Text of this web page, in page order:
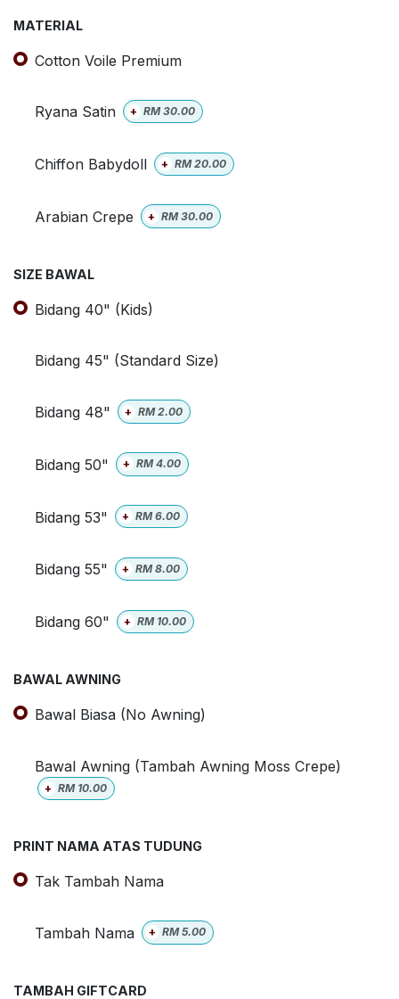
MATERIAL
Cotton Voile Premium
Ryana Satin + RM30.00
Chiffon Babydoll + RM20.00
Arabian Crepe + RM30.00
SIZE BAWAL
Bidang 40" (Kids)
Bidang 45" (Standard Size)
Bidang 48" + RM2.00
Bidang 50" + RM4.00
Bidang 53" + RM6.00
Bidang 55" + RM8.00
Bidang 60" + RM 10.00
BAWAL AWNING
Bawal Biasa (No Awning)
Bawal Awning (Tambah Awning Moss Crepe)
+ RM 10.00
PRINT NAMA ATAS TUDUNG
Tak Tambah Nama
Tambah Nama + RM5.00
TAMBAH GIFTCARD